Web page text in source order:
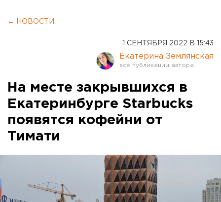
← НОВОСТИ
1 СЕНТЯБРЯ 2022 В 15:43
Екатерина Землянская
На месте закрывшихся в
Екатеринбурге Starbucks
появятся кофейни от
Тимати